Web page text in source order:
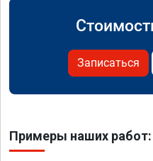
Записаться
Примеры наших работ: